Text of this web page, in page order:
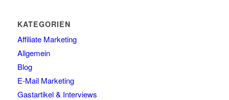
KATEGORIEN
Affiliate Marketing
Allgemein
Blog
E-Mail Marketing
Gastartikel & Interviews